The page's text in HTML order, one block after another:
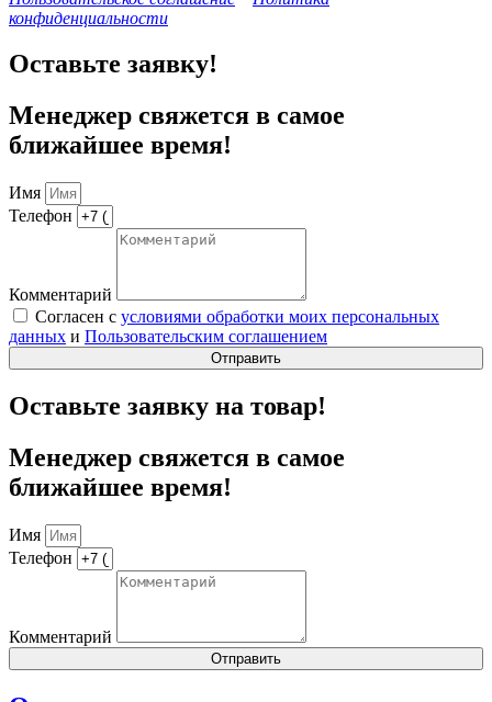
конфиденциальности
Оставьте заявку!
Менеджер свяжется в самое
ближайшее время!
Имя
Телефон
Комментарий
Согласен с условиями обработки моих персональных
данных и Пользовательским соглашением
Отправить
Оставьте заявку на товар!
Менеджер свяжется в самое
ближайшее время!
Имя
Телефон
Комментарий
Отправить